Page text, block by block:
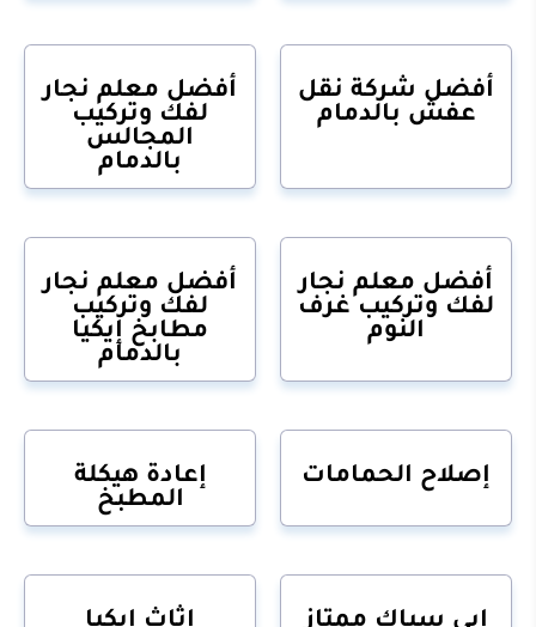
أفضل شركة نقل
عفش بالدمام
أفضل معلم نجار
لفك وتركيب
المجالس
بالدمام
أفضل معلم نجار
لفك وتركيب غرف
النوم
أفضل معلم نجار
لفك وتركيب
مطابخ إيكيا
بالدمام
إصلاح الحمامات
إعادة هيكلة
المطبخ
ابي سباك ممتاز
اثاث ايكيا